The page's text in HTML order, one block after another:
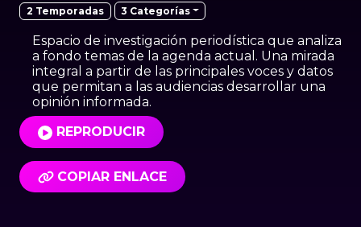
2 Temporadas 3 Categorías
Espacio de investigación periodística que analiza
a fondo temas de la agenda actual. Una mirada
integral a partir de las principales voces y datos
que permitan a las audiencias desarrollar una
opinión informada.
REPRODUCIR
COPIAR ENLACE